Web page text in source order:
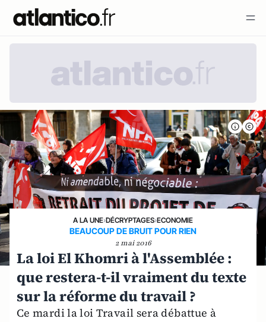
A LA UNE›DÉCRYPTAGES›ECONOMIE
BEAUCOUP DE BRUIT POUR RIEN
2 mai 2016
La loi El Khomri à l'Assemblée :
que restera-t-il vraiment du texte
sur la réforme du travail ?
Ce mardi la loi Travail sera débattue à